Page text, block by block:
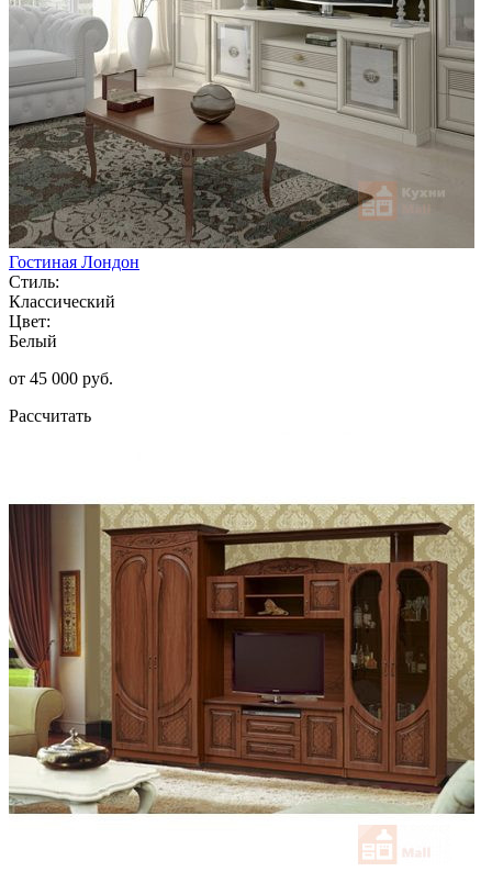
Гостиная Лондон
Стиль:
Классический
Цвет:
Белый
от 45 000 руб.
Рассчитать